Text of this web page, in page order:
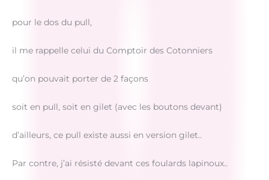
pour le dos du pull,
il me rappelle celui du Comptoir des Cotonniers
qu’on pouvait porter de 2 façons
soit en pull, soit en gilet (avec les boutons devant)
d’ailleurs, ce pull existe aussi en version gilet..
Par contre, j’ai résisté devant ces foulards lapinoux..